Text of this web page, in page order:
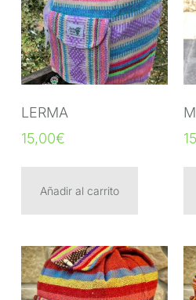
LERMA
15,00€
Añadir al carrito